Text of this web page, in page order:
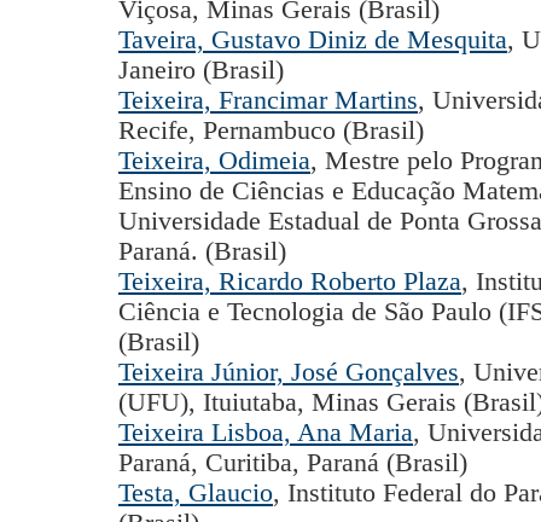
Viçosa, Minas Gerais (Brasil)
Taveira, Gustavo Diniz de Mesquita,
Janeiro (Brasil)
Teixeira, Francimar Martins,
Recife, Pernambuco (Brasil)
Teixeira, Odimeia, Mestre pelo
Ensino de Ciências e Educação
Universidade Estadual de Ponta
Paraná. (Brasil)
Teixeira, Ricardo Roberto Plaza,
Ciência e Tecnologia de São Paulo
(Brasil)
Teixeira Júnior, José Gonçalves,
(UFU), Ituiutaba, Minas Gerais
Teixeira Lisboa, Ana Maria,
Paraná, Curitiba, Paraná (Brasil)
Testa, Glaucio, Instituto Federal do